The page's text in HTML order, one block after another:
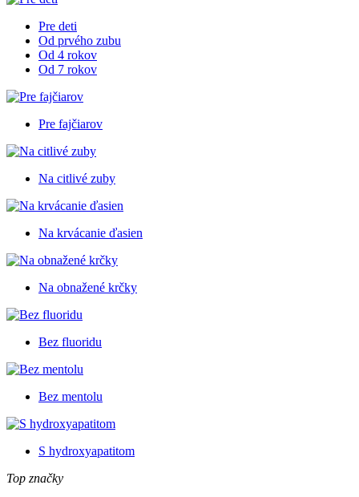
Pre deti
Od prvého zubu
Od 4 rokov
Od 7 rokov
Pre fajčiarov
Na citlivé zuby
Na krvácanie ďasien
Na obnažené krčky
Bez fluoridu
Bez mentolu
S hydroxyapatitom
Top značky